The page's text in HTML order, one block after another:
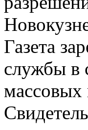
Газета
службы в
массовых